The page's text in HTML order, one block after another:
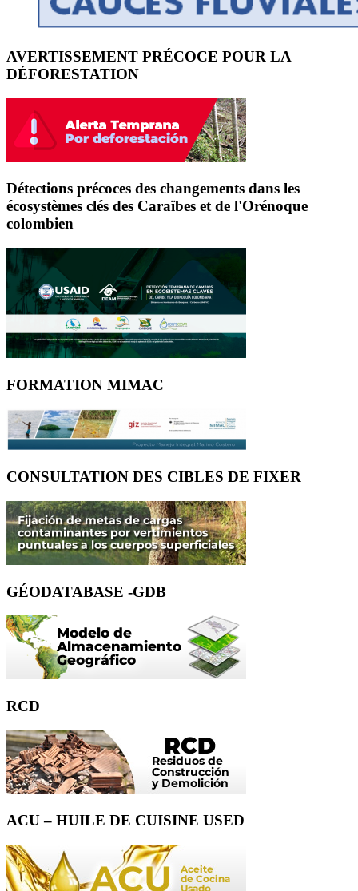
AVERTISSEMENT PRÉCOCE POUR LA
DÉFORESTATION
Détections précoces des changements dans les
écosystèmes clés des Caraïbes et de l'Orénoque
colombien
FORMATION MIMAC
CONSULTATION DES CIBLES DE FIXER
GÉODATABASE -GDB
RCD
ACU – HUILE DE CUISINE USED